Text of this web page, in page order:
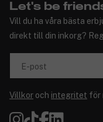
Let's be
Vill du ha våra bästa
direkt till din inkorg?
E-post
Villkor och integritet för